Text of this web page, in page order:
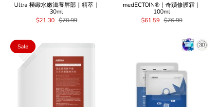
Ultra 極緻水嫩滋養唇部｜精萃｜
30ml
$21.30 $70.99
medECTOIN®｜奇蹟修護霜｜
100ml
$61.59 $76.99
Sale